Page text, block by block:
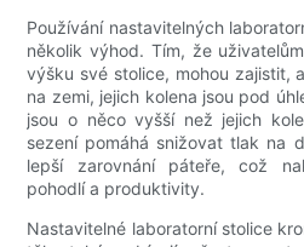
Používání nastavitelných
několik výhod. Tím, že
výšku své stolice, mohou zajistit,
na zemi, jejich kolena jsou pod
jsou o něco vyšší než jejich
sezení pomáhá snižovat tlak na
lepší zarovnání páteře, což
pohodlí a produktivity.
Nastavitelné laboratorní stolice